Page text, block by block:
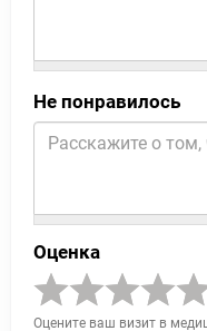
Не понравилось
Оценка
Оцените ваш визит в